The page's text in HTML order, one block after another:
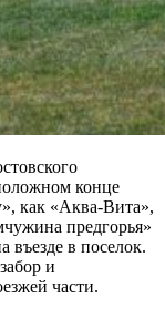
конце
как «Аква-Вита»,
предгорья»
въезде в поселок.
и
части.